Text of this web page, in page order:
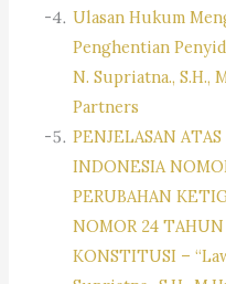
Ulasan Hukum
Penghentian
N. Supriatna., S.H.,
Partners
PENJELASAN
INDONESIA
PERUBAHAN
NOMOR 24
KONSTITUSI –